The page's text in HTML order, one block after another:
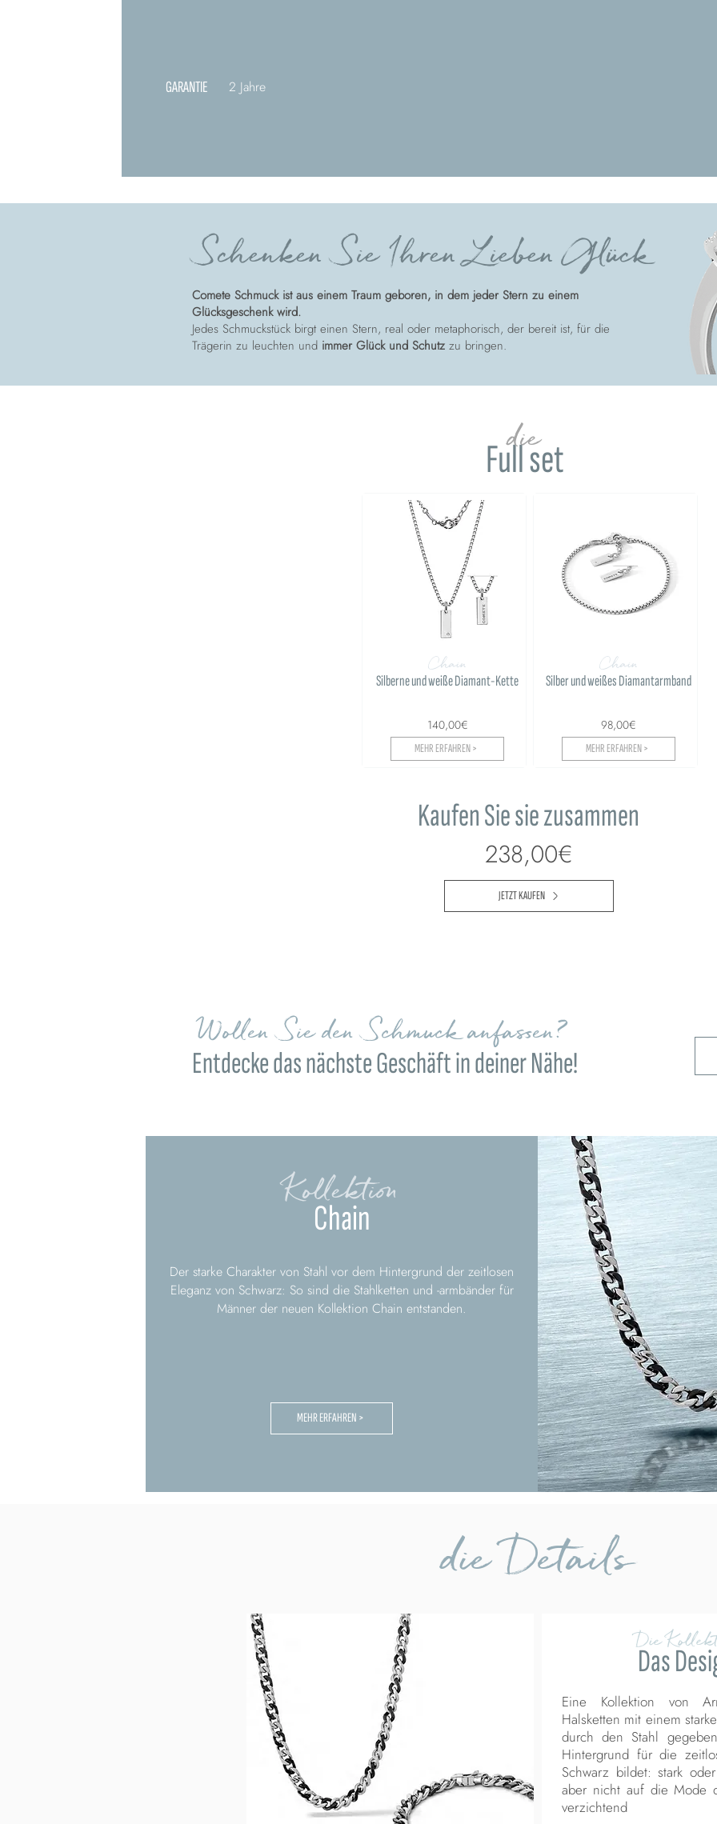
GARANTIE 2 Jahre
Schenken Sie Ihren Lieben Glück
Comete Schmuck ist aus einem Traum geboren, in dem jeder Stern zu einem
Glücksgeschenk wird.
Jedes Schmuckstück birgt einen Stern, real oder metaphorisch, der bereit ist, für die
Trägerin zu leuchten und immer Glück und Schutz zu bringen.
Full set
die
Chain
Silberne und weiße Diamant-Kette
140,00€
MEHR ERFAHREN >
Chain
Silber und weißes Diamantarmband
98,00€
MEHR ERFAHREN >
Kaufen Sie sie zusammen
238,00€
JETZT KAUFEN
Wollen Sie den Schmuck anfassen?
Entdecke das nächste Geschäft in deiner Nähe!
Chain
Kollektion
Der starke Charakter von Stahl vor dem Hintergrund der zeitlosen
Eleganz von Schwarz: So sind die Stahlketten und -armbänder für
Männer der neuen Kollektion Chain entstanden.
MEHR ERFAHREN >
die Details
Die
Das
Eine Kollektion von
Halsketten mit einem
durch den Stahl
Hintergrund für die
Schwarz bildet: stark
aber nicht auf die Mode
verzichtend